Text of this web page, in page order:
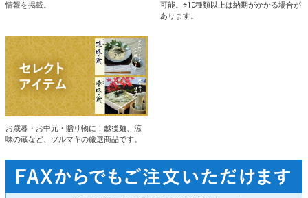
情報を掲載。
可能。※10種類以上は納期がかかる場合が
あります。
お歳暮・お中元・贈り物に！越後麺、涼
味の蔵など、ツルマキの厳選商品です。